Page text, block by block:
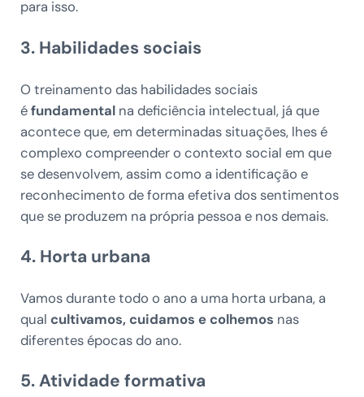
para isso.
3. Habilidades sociais
O treinamento das habilidades sociais
éfundamentalna deficiência intelectual, já que
acontece que, em determinadas situações, lhes é
complexo compreender o contexto social em que
se desenvolvem, assim como a identificação e
reconhecimento de forma efetiva dos sentimentos
que se produzem na própria pessoa e nos demais.
4. Horta urbana
Vamos durante todo o ano a uma horta urbana, a
qual cultivamos, cuidamos e colhemos nas
diferentes épocas do ano.
5. Atividade formativa